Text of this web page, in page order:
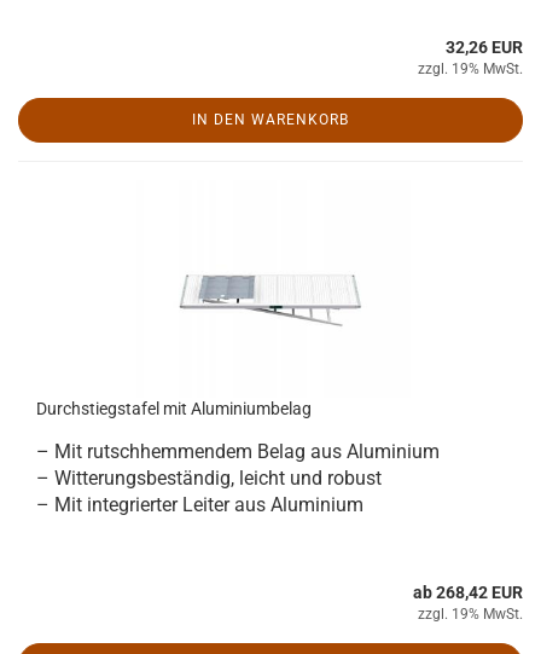
32,26 EUR
zzgl. 19% MwSt.
IN DEN WARENKORB
Durchstiegstafel mit Aluminiumbelag
– Mit rutschhemmendem Belag aus Aluminium
– Witterungsbeständig, leicht und robust
– Mit integrierter Leiter aus Aluminium
ab 268,42 EUR
zzgl. 19% MwSt.